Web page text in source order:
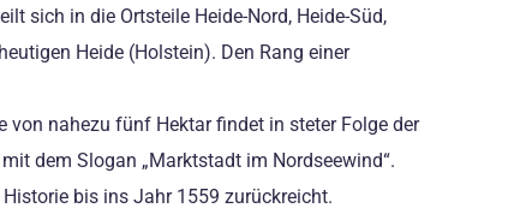
sich in die Ortsteile Heide-Nord, Heide-Süd,
Heide (Holstein). Den Rang einer
nahezu fünf Hektar findet in steter Folge der
dem Slogan „Marktstadt im Nordseewind“.
bis ins Jahr 1559 zurückreicht.